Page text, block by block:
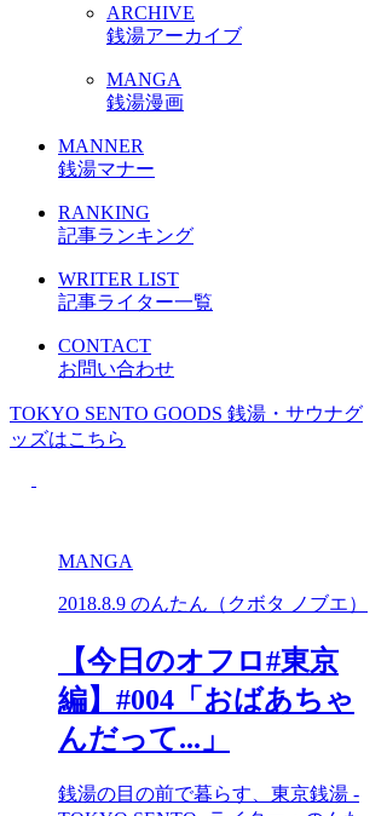
ARCHIVE
銭湯アーカイブ
MANGA
銭湯漫画
MANNER
銭湯マナー
RANKING
記事ランキング
WRITER LIST
記事ライター一覧
CONTACT
お問い合わせ
TOKYO SENTO GOODS 銭湯・サウナグ
ッズはこちら
MANGA
2018.8.9 のんたん（クボタ ノブエ）
【今日のオフロ#東京
編】#004「おばあちゃ
んだって...」
銭湯の目の前で暮らす、東京銭湯 -